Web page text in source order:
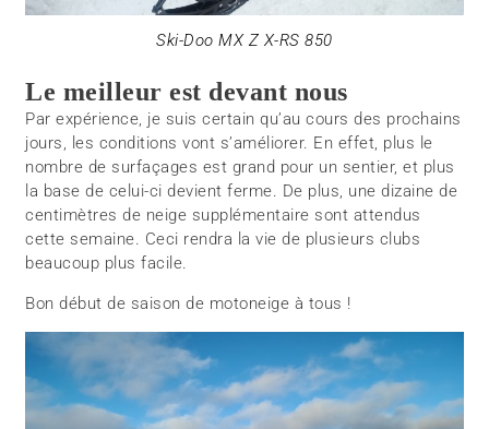
Ski-Doo MX Z X-RS 850
Le meilleur est devant nous
Par expérience, je suis certain qu’au cours des prochains
jours, les conditions vont s’améliorer. En effet, plus le
nombre de surfaçages est grand pour un sentier, et plus
la base de celui-ci devient ferme. De plus, une dizaine de
centimètres de neige supplémentaire sont attendus
cette semaine. Ceci rendra la vie de plusieurs clubs
beaucoup plus facile.
Bon début de saison de motoneige à tous !